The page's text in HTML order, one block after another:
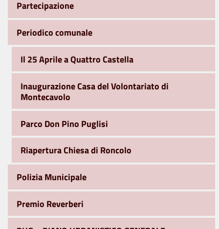
Partecipazione
Periodico comunale
Il 25 Aprile a Quattro Castella
Inaugurazione Casa del Volontariato di
Montecavolo
Parco Don Pino Puglisi
Riapertura Chiesa di Roncolo
Polizia Municipale
Premio Reverberi